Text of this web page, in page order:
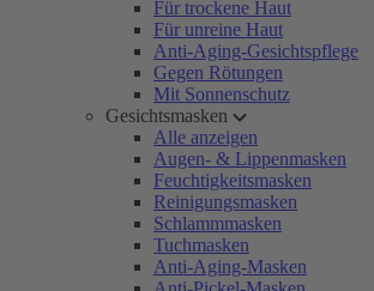
Für trockene Haut
Für unreine Haut
Anti-Aging-Gesichtspflege
Gegen Rötungen
Mit Sonnenschutz
Gesichtsmasken
Alle anzeigen
Augen- & Lippenmasken
Feuchtigkeitsmasken
Reinigungsmasken
Schlammmasken
Tuchmasken
Anti-Aging-Masken